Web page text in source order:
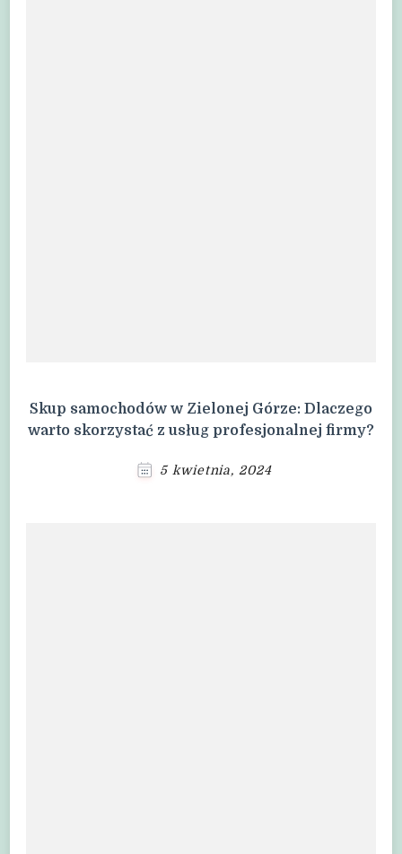
Skup samochodów w Zielonej Górze: Dlaczego
warto skorzystać z usług profesjonalnej firmy?
5 kwietnia, 2024